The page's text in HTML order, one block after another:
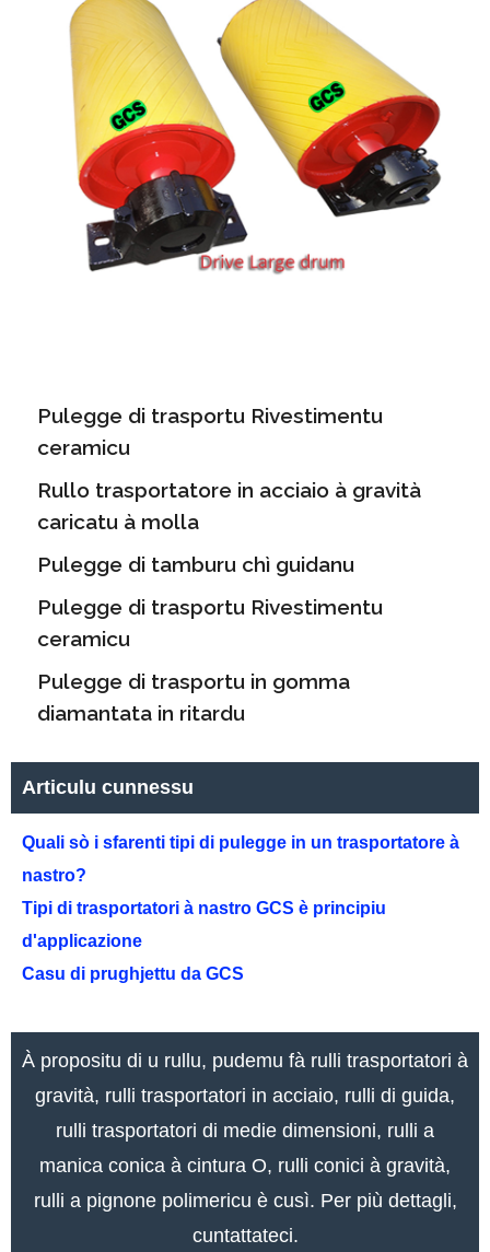
Pulegge di trasportu Rivestimentu
ceramicu
Rullo trasportatore in acciaio à gravità
caricatu à molla
Pulegge di tamburu chì guidanu
Pulegge di trasportu Rivestimentu
ceramicu
Pulegge di trasportu in gomma
diamantata in ritardu
Articulu cunnessu
Quali sò i sfarenti tipi di pulegge in un trasportatore à
nastro?
Tipi di trasportatori à nastro GCS è principiu
d'applicazione
Casu di prughjettu da GCS
À propositu di u rullu, pudemu fà rulli trasportatori à
gravità, rulli trasportatori in acciaio, rulli di guida,
rulli trasportatori di medie dimensioni, rulli a
manica conica à cintura O, rulli conici à gravità,
rulli a pignone polimericu è cusì. Per più dettagli,
cuntattateci.